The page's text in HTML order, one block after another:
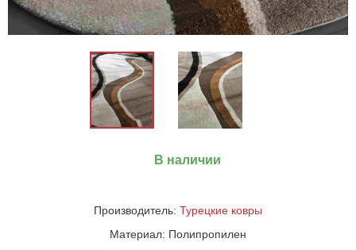
В наличии
Производитель: Турецкие ковры
Материал: Полипропилен